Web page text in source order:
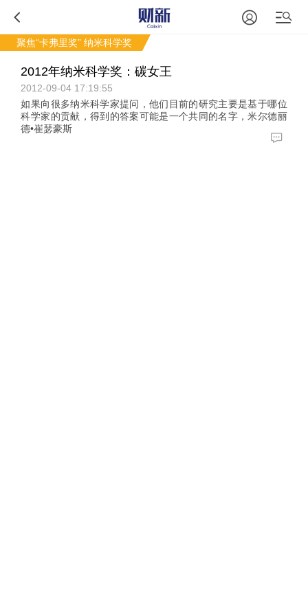
聚焦“卡弗里奖” 纳米科学奖
2012年纳米科学奖：碳女王
2012-09-04 17:19:55
如果向很多纳米科学家提问，他们目前的研究主要是基于哪位
科学家的贡献，得到的答案可能是一个共同的名字，米尔德丽
德•崔瑟豪斯